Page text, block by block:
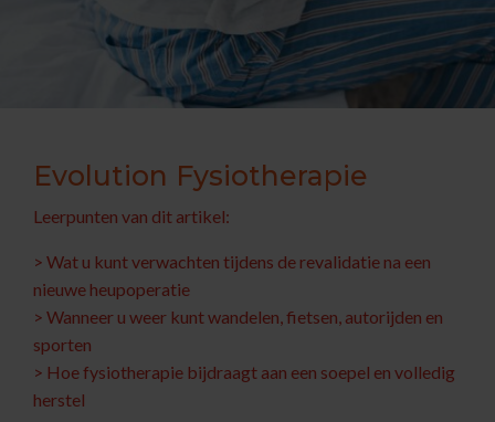
Evolution Fysiotherapie
Leerpunten van dit artikel:
> Wat u kunt verwachten tijdens de revalidatie na een
nieuwe heupoperatie
> Wanneer u weer kunt wandelen, fietsen, autorijden en
sporten
> Hoe fysiotherapie bijdraagt aan een soepel en volledig
herstel